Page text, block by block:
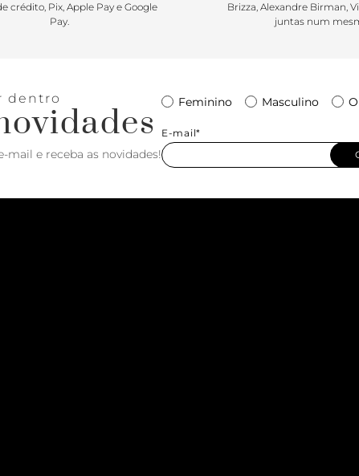
crédito, Pix, Apple Pay e Google
Pay.
Brizza, Alexandre Birman,
juntas num
dentro
mail e receba as novidades!
Feminino Masculino
E-mail*